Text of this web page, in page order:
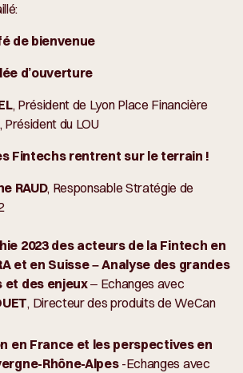
de bienvenue
d’ouverture
, Président de Lyon Place Financière
, Président du LOU
Fintechs rentrent sur le terrain !
RAUD, Responsable Stratégie de
2023 des acteurs de la Fintech en
et en Suisse – Analyse des grandes
et des enjeux– Echanges avec
, Directeur des produits de WeCan
en France et les perspectives en
Rhône-Alpes-Echanges avec